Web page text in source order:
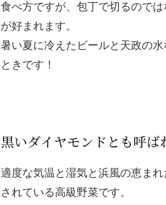
食べ方ですが、包丁で切るので
が好まれます。
暑い夏に冷えたビールと天政の
ときです！
黒いダイヤモンドとも呼ば
適度な気温と湿気と浜風の恵ま
されている高級野菜です。